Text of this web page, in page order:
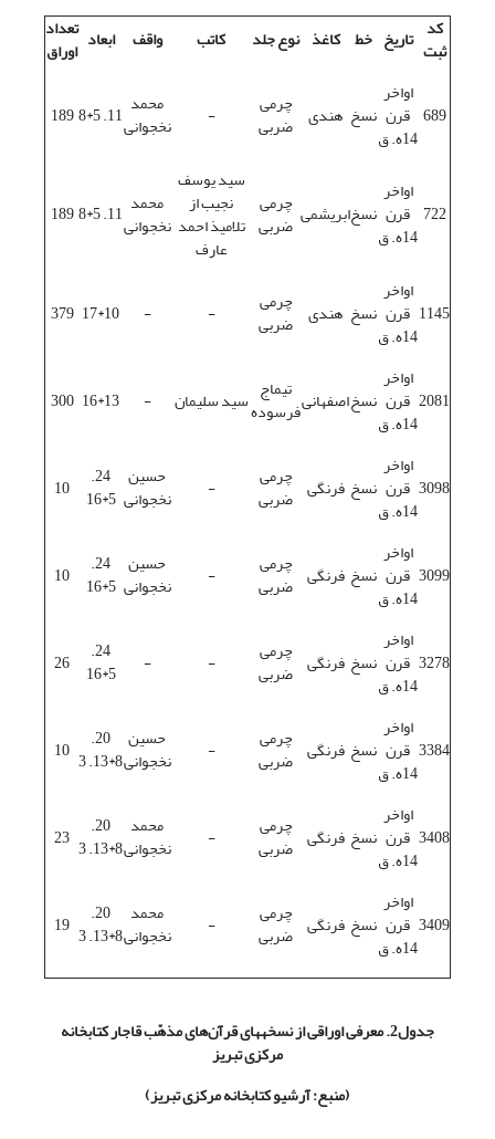
کد
ثبت تاریخ خط کاغذ نوع جلد کاتب واقف ابعاد تعداد
اوراق
689
اواخر
قرن
14ه. ق
نسخ هندی چرمی
ضربی - محمد
نخجوانی11. 5*8
189
722
اواخر
قرن
14ه. ق
نسخابریشمی چرمی
ضربی
سید یوسف
نجیب از
تلامیذ احمد
عارف
محمد
نخجوانی11. 5*8
189
1145
اواخر
قرن
14ه. ق
نسخ هندی چرمی
ضربی -
-
10*17
379
2081
اواخر
قرن
14ه. ق
نسخاصفهانی تیماج
فرسودهسید سلیمان -
13*16
300
3098
اواخر
قرن
14ه. ق
نسخ فرنگی چرمی
ضربی - حسین
نخجوانی
24.
5*16
10
3099
اواخر
قرن
14ه. ق
نسخ فرنگی چرمی
ضربی - حسین
نخجوانی
24.
5*16
10
3278
اواخر
قرن
14ه. ق
نسخ فرنگی چرمی
ضربی -
-
24.
5*16
26
3384
اواخر
قرن
14ه. ق
نسخ فرنگی چرمی
ضربی - حسین
نخجوانی
20.
8*13. 3
10
3408
اواخر
قرن
14ه. ق
نسخ فرنگی چرمی
ضربی - محمد
نخجوانی
20.
8*13. 3
23
3409
اواخر
قرن
14ه. ق
نسخ فرنگی چرمی
ضربی - محمد
نخجوانی
20.
8*13. 3
19
جدول2. معرفی اوراقی از نسخه های قرآن‌های مذهّب قاجار کتابخانه
مرکزی تبریز
(منبع: آرشیو کتابخانه مرکزی تبریز)